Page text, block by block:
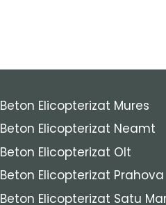
Beton Elicopterizat Mures
Beton Elicopterizat Neamt
Beton Elicopterizat Olt
Beton Elicopterizat Prahova
Beton Elicopterizat Satu